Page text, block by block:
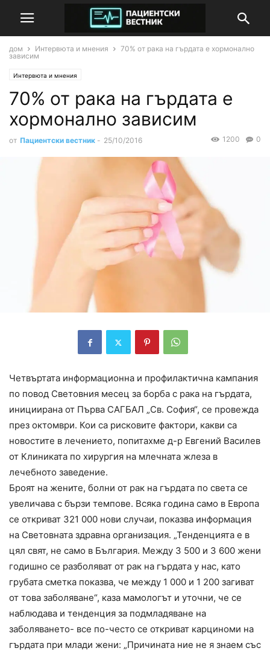
дом Интервюта и мнения
70% от рака на гърдата е хормонално
зависим
Интервюта и мнения
70% от рака на гърдата е
хормонално зависим
от Пациентски вестник - 25/10/2016 0
1200
Четвъртата информационна и профилактична кампания
по повод Световния месец за борба с рака на гърдата,
инициирана от Първа САГБАЛ „Св. София“, се провежда
през октомври. Кои са рисковите фактори, какви са
новостите в лечението, попитахме д-р Евгений Василев
от Клиниката по хирургия на млечната жлеза в
лечебното заведение.
Броят на жените, болни от рак на гърдата по света се
увеличава с бързи темпове. Всяка година само в Европа
се откриват 321 000 нови случаи, показва информация
на Световната здравна организация. „Тенденцията е в
цял свят, не само в България. Между 3 500 и 3 600 жени
годишно се разболяват от рак на гърдата у нас, като
грубата сметка показва, че между 1 000 и 1 200 загиват
от това заболяване“, каза мамологът и уточни, че се
наблюдава и тенденция за подмладяване на
заболяването- все по-често се откриват карциноми на
гърдата при млади жени: „Причината ние не я знаем със